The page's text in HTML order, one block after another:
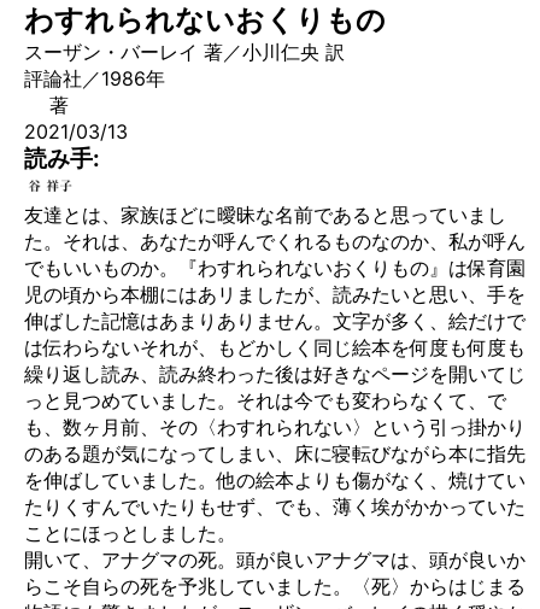
わすれられないおくりもの
スーザン・バーレイ 著／小川仁央 訳
評論社／1986年
著
2021/03/13
読み手:
友達とは、家族ほどに曖昧な名前であると思っていまし
た。それは、あなたが呼んでくれるものなのか、私が呼ん
でもいいものか。『わすれられないおくりもの』は保育園
児の頃から本棚にはあリましたが、読みたいと思い、手を
伸ばした記憶はあまりありません。文字が多く、絵だけで
は伝わらないそれが、もどかしく同じ絵本を何度も何度も
繰り返し読み、読み終わった後は好きなページを開いてじ
っと見つめていました。それは今でも変わらなくて、で
も、数ヶ月前、その〈わすれられない〉という引っ掛かり
のある題が気になってしまい、床に寝転びながら本に指先
を伸ばしていました。他の絵本よりも傷がなく、焼けてい
たりくすんでいたりもせず、でも、薄く埃がかかっていた
ことにほっとしました。
開いて、アナグマの死。頭が良いアナグマは、頭が良いか
らこそ自らの死を予兆していました。〈死〉からはじまる